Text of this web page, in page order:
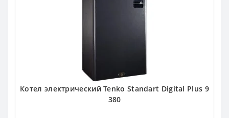
Котел электрический Tenko Standart Digital Plus 9
380